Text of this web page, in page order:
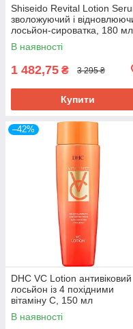
Shiseido Revital Lotion
зволожуючий і
лосьйон-сироватка, 180 мл
В наявності
1 482,75 ₴ 3 295 ₴
Купити
–42%
DHC VC Lotion антивіковий
лосьйон із 4 похідними
вітаміну С, 150 мл
В наявності